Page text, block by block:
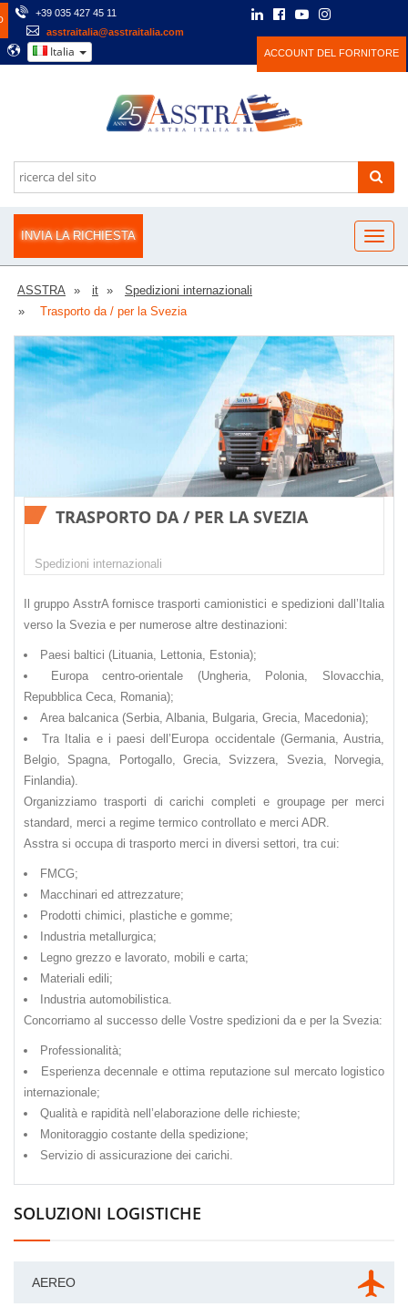
+39 035 427 45 11
asstraitalia@asstraitalia.com
Italia ACCOUNT DEL FORNITORE
INVIA LA RICHIESTA
ASSTRA it
Spedizioni internazionali
Trasporto da / per la Svezia
TRASPORTO DA / PER LA SVEZIA
Spedizioni internazionali
Il gruppo AsstrA fornisce trasporti camionistici e spedizioni dall’Italia
verso la Svezia e per numerose altre destinazioni:
Paesi baltici (Lituania, Lettonia, Estonia);
Europa centro-orientale (Ungheria, Polonia, Slovacchia,
Repubblica Ceca, Romania);
Area balcanica (Serbia, Albania, Bulgaria, Grecia, Macedonia);
Tra Italia e i paesi dell’Europa occidentale (Germania, Austria,
Belgio, Spagna, Portogallo, Grecia, Svizzera, Svezia, Norvegia,
Finlandia).
Organizziamo trasporti di carichi completi e groupage per merci
standard, merci a regime termico controllato e merci ADR.
Asstra si occupa di trasporto merci in diversi settori, tra cui:
FMCG;
Macchinari ed attrezzature;
Prodotti chimici, plastiche e gomme;
Industria metallurgica;
Legno grezzo e lavorato, mobili e carta;
Materiali edili;
Industria automobilistica.
Concorriamo al successo delle Vostre spedizioni da e per la Svezia:
Professionalità;
Esperienza decennale e ottima reputazione sul mercato logistico
internazionale;
Qualità e rapidità nell’elaborazione delle richieste;
Monitoraggio costante della spedizione;
Servizio di assicurazione dei carichi.
SOLUZIONI LOGISTICHE
AEREO